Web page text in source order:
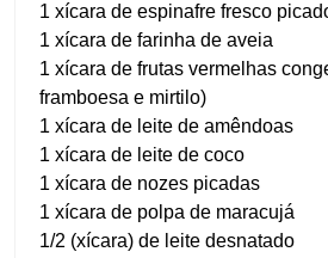
1 xícara de espinafre fresco
1 xícara de farinha de aveia
1 xícara de frutas vermelhas
framboesa e mirtilo)
1 xícara de leite de amêndoas
1 xícara de leite de coco
1 xícara de nozes picadas
1 xícara de polpa de maracujá
1/2 (xícara) de leite desnatado